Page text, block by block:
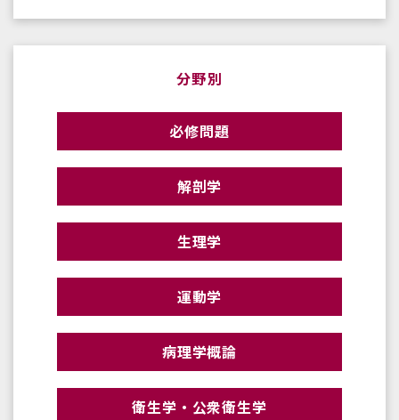
分野別
必修問題
解剖学
生理学
運動学
病理学概論
衛生学・公衆衛生学